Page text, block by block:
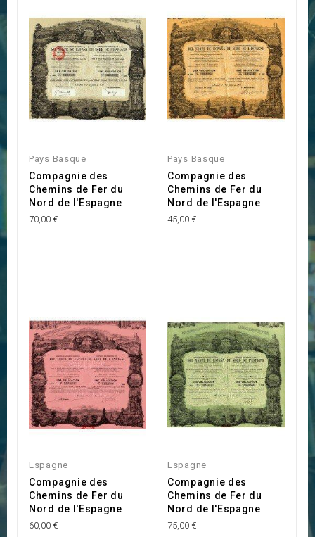
Pays Basque
Compagnie des
Chemins de Fer du
Nord de l'Espagne
70,00 €
Pays Basque
Compagnie des
Chemins de Fer du
Nord de l'Espagne
45,00 €
Espagne
Compagnie des
Chemins de Fer du
Nord de l'Espagne
60,00 €
Espagne
Compagnie des
Chemins de Fer du
Nord de l'Espagne
75,00 €